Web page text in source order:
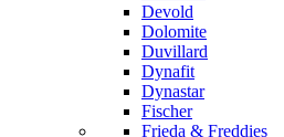
Devold
Dolomite
Duvillard
Dynafit
Dynastar
Fischer
Frieda & Freddies